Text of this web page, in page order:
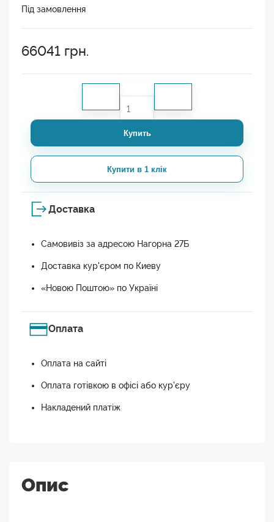
Під замовлення
66041 грн.
Купить
Купити в 1 клік
Доставка
Самовивіз за адресою Нагорна 27Б
Доставка кур'єром по Киеву
«Новою Поштою» по Україні
Оплата
Оплата на сайті
Оплата готівкою в офісі або кур'єру
Накладений платіж
Опис